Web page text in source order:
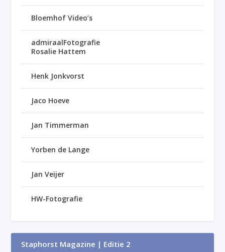
Bloemhof Video’s
admiraalFotografie
Rosalie Hattem
Henk Jonkvorst
Jaco Hoeve
Jan Timmerman
Yorben de Lange
Jan Veijer
HW-Fotografie
Staphorst Magazine | Editie 2